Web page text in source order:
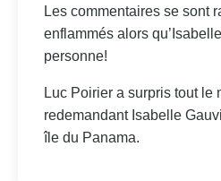
Les commentaires se sont
enflammés alors
personne!
Luc Poirier a surpris tout le
redemandant Isabelle
île du Panama.